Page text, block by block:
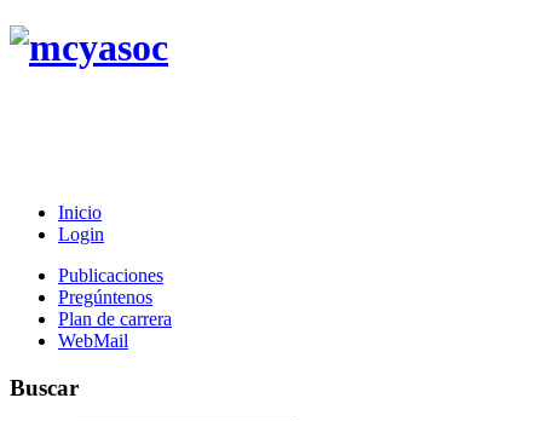
Inicio
Login
Publicaciones
Pregúntenos
Plan de carrera
WebMail
Buscar